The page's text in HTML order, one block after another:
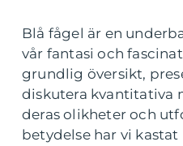
Blå fågel är en
vår fantasi och
grundlig översikt,
diskutera kvantitativa
deras olikheter och
betydelse har vi kastat